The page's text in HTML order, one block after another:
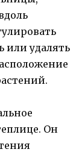
или удалять
Он